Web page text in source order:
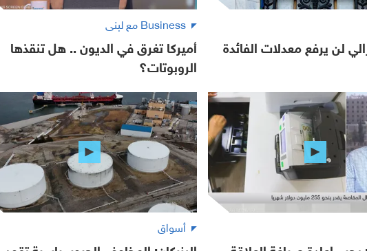
لن يرفع معدلات الفائدة
Business مع لبنى
أميركا تغرق في الديون .. هل تنقذها
الروبوتات؟
أسواق